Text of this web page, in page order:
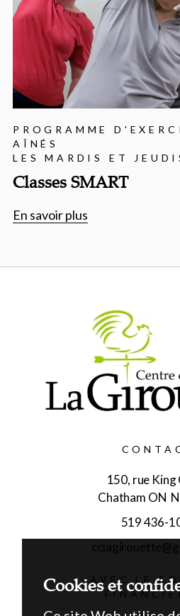
PROGRAMME
AÎNÉS
LES MARDIS ET
Classes SMART
En savoir plus
150, rue King
Chatham ON
519 436-
AVEC LE
Cookies et